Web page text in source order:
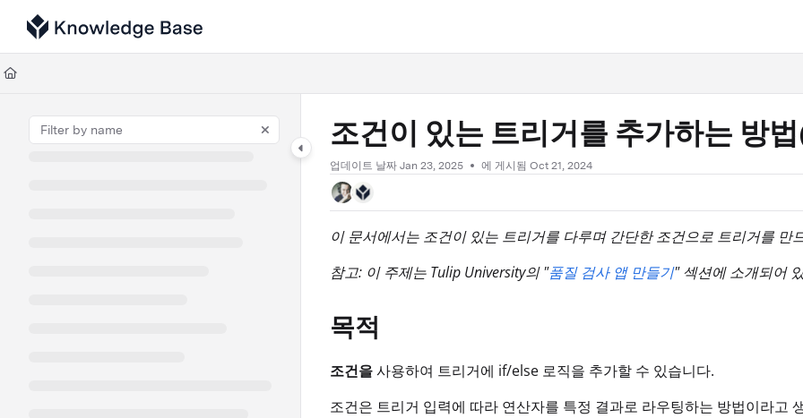
Documentation Index
Fetch the complete documentation index at:
Use this file to discover all available pages before exploring further.
조건이 있는 트리거를 추가하는 방
업데이트 날짜 Jan 23, 2025 에 게시됨 Oct 21, 2024
이 문서에서는 조건이 있는 트리거를 다루며 간단한 조건으로 트리거를 만
참고: 이 주제는 Tulip University의 "품질 검사 앱 만들기" 섹션에 소개되어
목적
조건을사용하여 트리거에 if/else 로직을 추가할 수 있습니다.
조건은 트리거 입력에 따라 연산자를 특정 결과로 라우팅하는 방법이라고